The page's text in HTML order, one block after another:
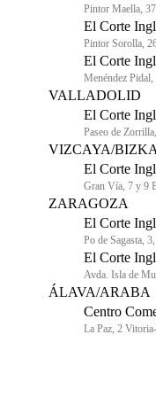
Pintor Maella,
El Corte
Pintor Sorolla,
El Corte
Menéndez
VALLADOLID
El Corte
Paseo de
VIZCAYA/
El Corte
Gran Vía, 7 y 9
ZARAGOZA
El Corte
Po de Sagasta,
El Corte
Avda. Isla de
ÁLAVA/ARABA
Centro
La Paz, 2